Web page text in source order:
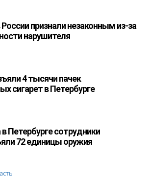
признали незаконным из-за
нарушителя
4 тысячи пачек
сигарет в Петербурге
Петербурге сотрудники
72 единицы оружия